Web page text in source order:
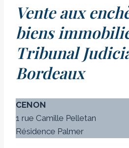
Vente aux
biens
Tribunal
Bordeaux
CENON
1 rue Camille Pelletan
Résidence Palmer